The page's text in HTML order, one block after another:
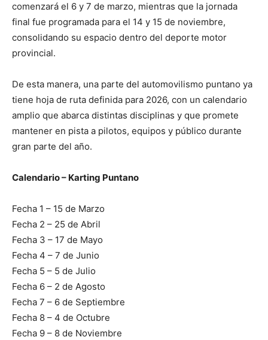
comenzará el 6 y 7 de marzo, mientras que la jornada
final fue programada para el 14 y 15 de noviembre,
consolidando su espacio dentro del deporte motor
provincial.
De esta manera, una parte del automovilismo puntano ya
tiene hoja de ruta definida para 2026, con un calendario
amplio que abarca distintas disciplinas y que promete
mantener en pista a pilotos, equipos y público durante
gran parte del año.
Calendario – Karting Puntano
Fecha 1 – 15 de Marzo
Fecha 2 – 25 de Abril
Fecha 3 – 17 de Mayo
Fecha 4 – 7 de Junio
Fecha 5 – 5 de Julio
Fecha 6 – 2 de Agosto
Fecha 7 – 6 de Septiembre
Fecha 8 – 4 de Octubre
Fecha 9 – 8 de Noviembre